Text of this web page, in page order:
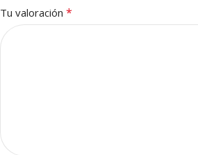
Tu valoración *